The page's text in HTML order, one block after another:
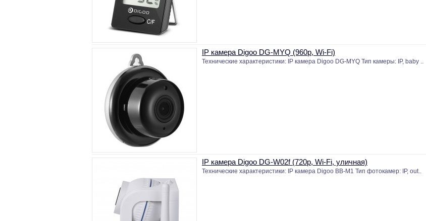
IP камера Digoo DG-MYQ (960p, Wi-Fi)
Технические характеристики: IP камера Digoo DG-MYQ Тип камеры: IP, baby ..
IP камера Digoo DG-W02f (720p, Wi-Fi, уличная)
Технические характеристики: IP камера Digoo BB-M1 Тип фотокамер: IP, out..